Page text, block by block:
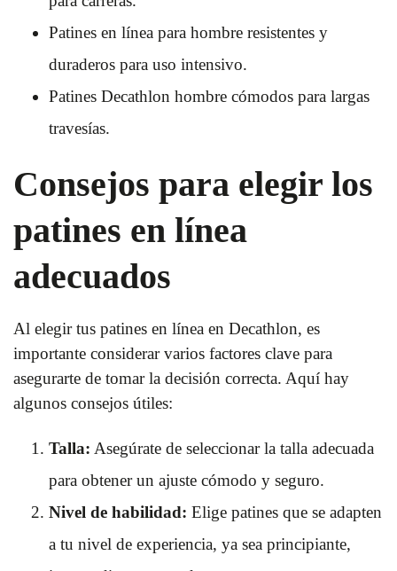
Patines en línea para hombre resistentes y
duraderos para uso intensivo.
Patines Decathlon hombre cómodos para largas
travesías.
Consejos para elegir los
patines en línea
adecuados
Al elegir tus patines en línea en Decathlon, es
importante considerar varios factores clave para
asegurarte de tomar la decisión correcta. Aquí hay
algunos consejos útiles:
Talla: Asegúrate de seleccionar la talla adecuada
para obtener un ajuste cómodo y seguro.
Nivel de habilidad: Elige patines que se adapten
a tu nivel de experiencia, ya sea principiante,